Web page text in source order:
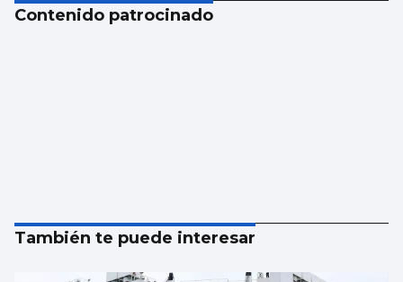
Contenido patrocinado
También te puede interesar